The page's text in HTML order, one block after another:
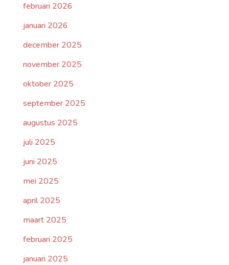
februari 2026
januari 2026
december 2025
november 2025
oktober 2025
september 2025
augustus 2025
juli 2025
juni 2025
mei 2025
april 2025
maart 2025
februari 2025
januari 2025